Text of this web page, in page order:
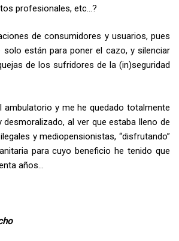
profesionales, etc…?
de consumidores y usuarios, pues
están para poner el cazo, y silenciar
de los sufridores de la (in)seguridad
ambulatorio y me he quedado totalmente
desmoralizado, al ver que estaba lleno de
y mediopensionistas, “disfrutando”
para cuyo beneficio he tenido que
años…